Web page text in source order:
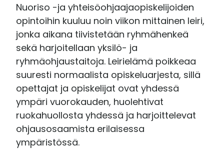
Nuoriso -ja yhteisöohjaajaopiskelijoiden
opintoihin kuuluu noin viikon mittainen leiri,
jonka aikana tiivistetään ryhmähenkeä
sekä harjoitellaan yksilö- ja
ryhmäohjaustaitoja. Leirielämä poikkeaa
suuresti normaalista opiskeluarjesta, sillä
opettajat ja opiskelijat ovat yhdessä
ympäri vuorokauden, huolehtivat
ruokahuollosta yhdessä ja harjoittelevat
ohjausosaamista erilaisessa
ympäristössä.